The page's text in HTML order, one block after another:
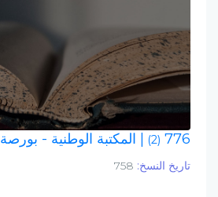
776
(2) | المكتبة الوطنية - بورصة
تاريخ النسخ: